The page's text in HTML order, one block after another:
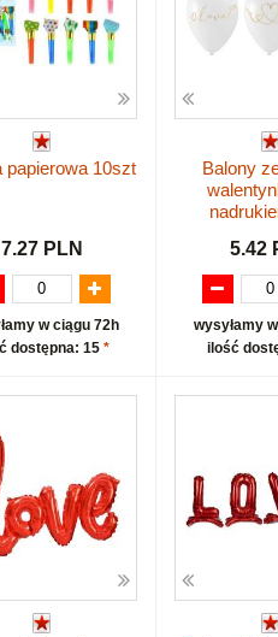
papierowa 10szt
7.27 PLN
w ciągu 72h
dostępna: 15 *
Balony
5.42
wysyłamy
ilość